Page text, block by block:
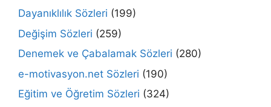
Dayanıklılık Sözleri (199)
Değişim Sözleri (259)
Denemek ve Çabalamak Sözleri (280)
e-motivasyon.net Sözleri (190)
Eğitim ve Öğretim Sözleri (324)